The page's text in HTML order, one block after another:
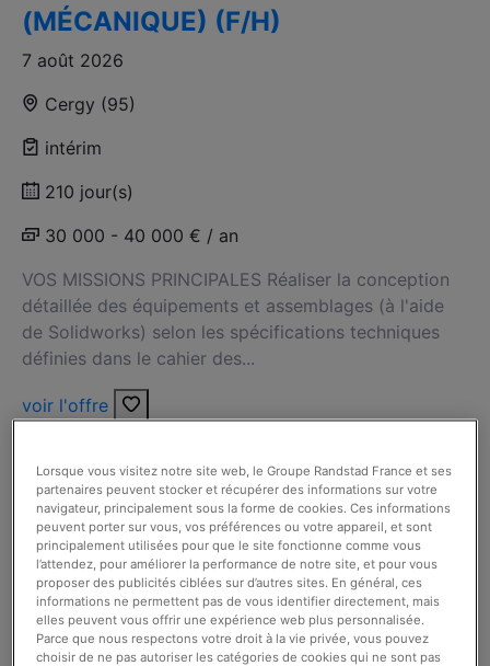
(MÉCANIQUE) (F/H)
7 août 2026
Cergy (95)
intérim
210 jour(s)
30 000 - 40 000 € / an
VOS MISSIONS PRINCIPALES Réaliser la conception
détaillée des équipements et assemblages (à l'aide
de Solidworks) selon les spécifications techniques
définies dans le cahier des...
voir l'offre
GESTIONNAIRE DE MAQUETTES
(F/H) - SECTEUR DÉFENSE
7 août 2026
La Chapelle St Ursin (18)
intérim
Lorsque vous visitez notre site web, le Groupe Randstad France et ses
partenaires peuvent stocker et récupérer des informations sur votre
navigateur, principalement sous la forme de cookies. Ces informations
peuvent porter sur vous, vos préférences ou votre appareil, et sont
principalement utilisées pour que le site fonctionne comme vous
l’attendez, pour améliorer la performance de notre site, et pour vous
proposer des publicités ciblées sur d’autres sites. En général, ces
informations ne permettent pas de vous identifier directement, mais
elles peuvent vous offrir une expérience web plus personnalisée.
Parce que nous respectons votre droit à la vie privée, vous pouvez
choisir de ne pas autoriser les catégories de cookies qui ne sont pas